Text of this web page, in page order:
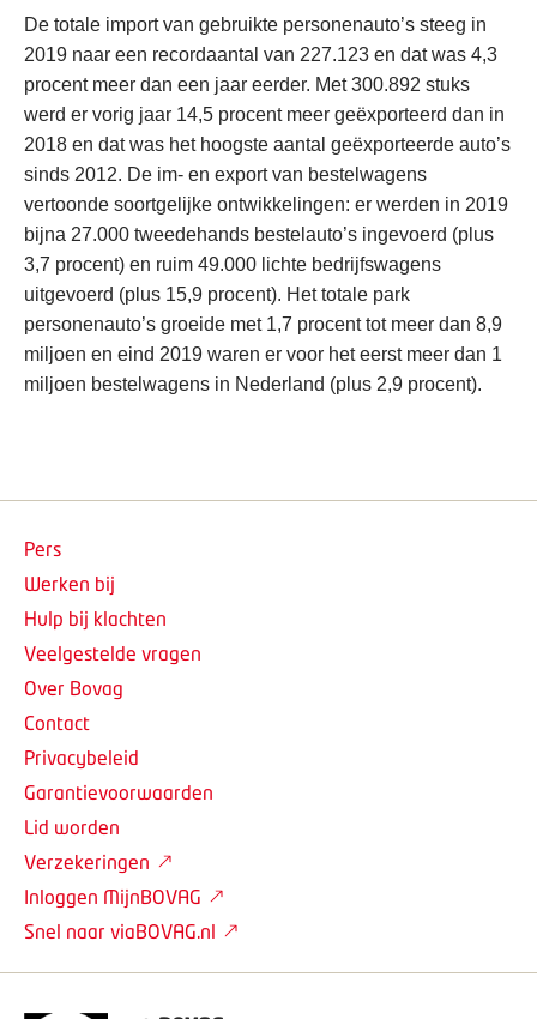
De totale import van gebruikte personenauto’s steeg in
2019 naar een recordaantal van 227.123 en dat was 4,3
procent meer dan een jaar eerder. Met 300.892 stuks
werd er vorig jaar 14,5 procent meer geëxporteerd dan in
2018 en dat was het hoogste aantal geëxporteerde auto’s
sinds 2012. De im- en export van bestelwagens
vertoonde soortgelijke ontwikkelingen: er werden in 2019
bijna 27.000 tweedehands bestelauto’s ingevoerd (plus
3,7 procent) en ruim 49.000 lichte bedrijfswagens
uitgevoerd (plus 15,9 procent). Het totale park
personenauto’s groeide met 1,7 procent tot meer dan 8,9
miljoen en eind 2019 waren er voor het eerst meer dan 1
miljoen bestelwagens in Nederland (plus 2,9 procent).
Pers
Werken bij
Hulp bij klachten
Veelgestelde vragen
Over Bovag
Contact
Privacybeleid
Garantievoorwaarden
Lid worden
Verzekeringen
Inloggen MijnBOVAG
Snel naar viaBOVAG.nl